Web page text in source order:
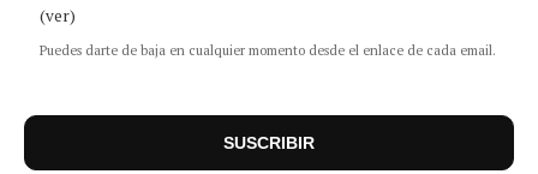
(ver)
Puedes darte de baja en cualquier momento desde el enlace de cada email.